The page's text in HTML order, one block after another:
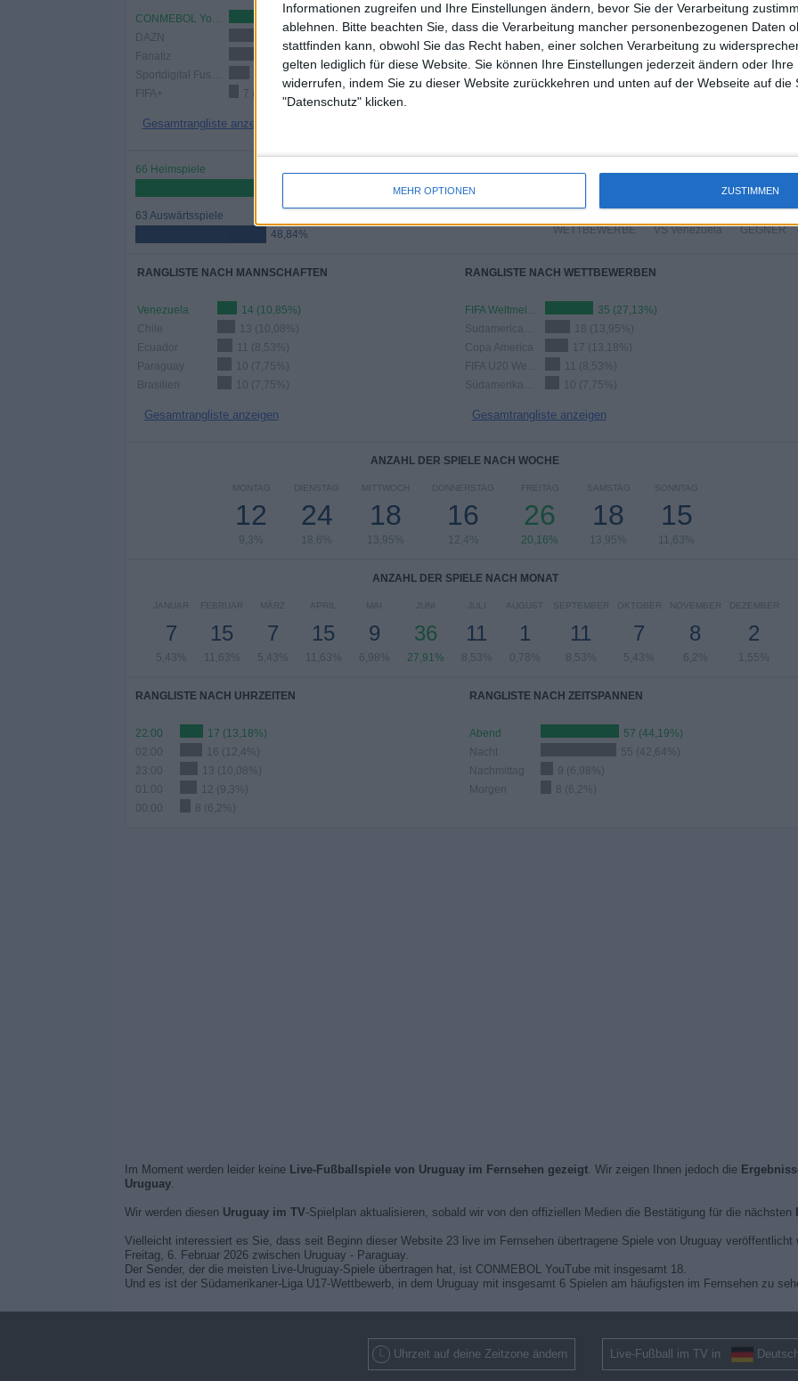
Informationen zugreifen und Ihre Einstellungen ändern, bevor Sie der Verarbeitung
ablehnen.
Bitte beachten Sie, dass die Verarbeitung mancher personenbezogenen Daten
stattfinden kann, obwohl Sie das Recht haben, einer solchen Verarbeitung zu
gelten lediglich für diese Website. Sie können Ihre Einstellungen jederzeit ändern oder Ihre
widerrufen, indem Sie zu dieser Website zurückkehren und unten auf der Webseite auf die
"Datenschutz" klicken.
MEHR OPTIONEN ZUSTIMMEN
CONMEBOL YouTube
DAZN
Fanatiz
15 (11,63%)
FIFA+
7 (5,43%)
Gesamtrangliste anzeigen
GESAMT
28
TV-KANÄLE
TAGE
44
OHNE
KOSTENLOSES
SPIEL
SPIELE
1
KONTINUIERLICH
BEZAHLT
66 Heimspiele
63 Auswärtsspiele
48,84%
34
GEGNER
14
VS Venezuela
GESAMT
12
WETTBEWERBE
RANGLISTE NACH MANNSCHAFTEN
Venezuela
14 (10,85%)
Chile
13 (10,08%)
Ecuador
11 (8,53%)
Paraguay
10 (7,75%)
Brasilien
10 (7,75%)
Gesamtrangliste anzeigen
RANGLISTE NACH WETTBEWERBEN
FIFA Weltmeisterschaft 2026
35 (27,13%)
18 (13,95%)
Copa America
17 (13,18%)
11 (8,53%)
10 (7,75%)
Gesamtrangliste anzeigen
ANZAHL DER SPIELE NACH WOCHE
MONTAG
12
9,3%
DIENSTAG
24
18,6%
MITTWOCH
18
13,95%
DONNERSTAG
16
12,4%
FREITAG
26
20,16%
SAMSTAG
18
13,95%
SONNTAG
15
11,63%
ANZAHL DER SPIELE NACH MONAT
JANUAR
7
5,43%
FEBRUAR
15
11,63%
MÄRZ
7
5,43%
APRIL
15
11,63%
MAI
9
6,98%
JUNI
36
27,91%
JULI
11
8,53%
AUGUST
1
0,78%
SEPTEMBER
11
8,53%
OKTOBER
7
5,43%
NOVEMBER
8
6,2%
DEZEMBER
2
1,55%
RANGLISTE NACH UHRZEITEN
22:00
17 (13,18%)
02:00
16 (12,4%)
23:00
13 (10,08%)
12 (9,3%)
8 (6,2%)
RANGLISTE NACH ZEITSPANNEN
Abend
57 (44,19%)
Nacht
55 (42,64%)
Nachmittag
9 (6,98%)
Morgen
8 (6,2%)
Im Moment werden leider keine Live-Fußballspiele von Uruguay im Fernsehen gezeigt. Wir zeigen Ihnen jedoch die
Uruguay.
Wir werden diesen Uruguay im TV-Spielplan aktualisieren, sobald wir von den offiziellen Medien die Bestätigung für die nächsten
Vielleicht interessiert es Sie, dass seit Beginn dieser Website 23 live im Fernsehen übertragene Spiele von Uruguay
Freitag, 6. Februar 2026 zwischen Uruguay - Paraguay.
Der Sender, der die meisten Live-Uruguay-Spiele übertragen hat, ist CONMEBOL YouTube mit insgesamt 18.
Und es ist der Südamerikaner-Liga U17-Wettbewerb, in dem Uruguay mit insgesamt 6 Spielen am häufigsten im Fernsehen zu
Uhrzeit auf deine Zeitzone ändern Live-Fußball im TV in